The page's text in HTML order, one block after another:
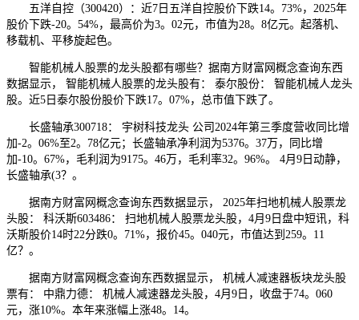
五洋自控（300420）：近7日五洋自控股价下跌14。73%，2025年
股价下跌-20。54%，最高价为3。02元，市值为28。8亿元。起落机、
移载机、平移旋起色。
智能机械人股票的龙头股都有哪些？据南方财富网概念查询东西
数据显示， 智能机械人股票的龙头股有： 泰尔股份： 智能机械人龙头
股。近5日泰尔股份股价下跌17。07%，总市值下跌了。
长盛轴承300718： 宇树科技龙头 公司2024年第三季度营收同比增
加-2。06%至2。78亿元；长盛轴承净利润为5376。37万，同比增
加-10。67%，毛利润为9175。46万，毛利率32。96%。 4月9日动静，
长盛轴承(3？。
据南方财富网概念查询东西数据显示， 2025年扫地机械人股票龙
头股： 科沃斯603486： 扫地机械人股票龙头股，4月9日盘中短讯，科
沃斯股价14时22分跌0。71%，报价45。040元，市值达到259。11
亿？。
据南方财富网概念查询东西数据显示， 机械人减速器板块龙头股
票有： 中鼎力德： 机械人减速器龙头股，4月9日，收盘于74。060
元，涨10%。本年来涨幅上涨48。14。